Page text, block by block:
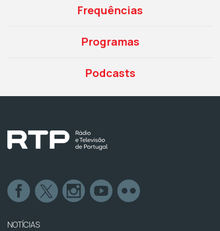
Frequências
Programas
Podcasts
NOTÍCIAS